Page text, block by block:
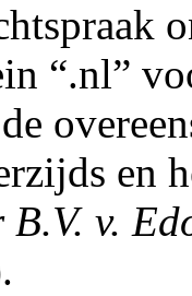
“.nl”
en
B.V. v.